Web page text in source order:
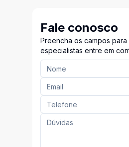
Fale conosco
Preencha os campos
especialistas entre em